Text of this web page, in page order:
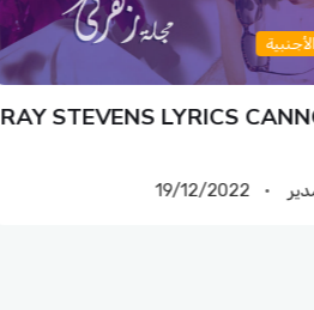
RAY STEVENS LYRICS
19/12/2022